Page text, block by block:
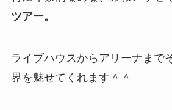
ツアー。
ライブハウスからアリーナまで
界を魅せてくれます＾＾